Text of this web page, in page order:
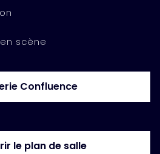
scène
Confluence
le plan de salle